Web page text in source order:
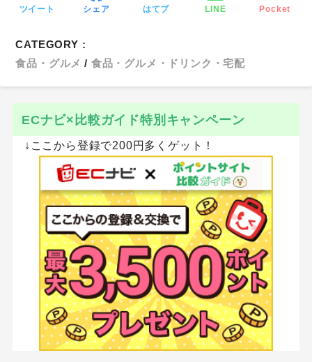
ツイート シェア はてブ LINE Pocket
CATEGORY :
食品・グルメ
食品・グルメ・ドリンク・宅配
ECナビ×比較ガイド特別キャンペーン
↓ここから登録で200円多くゲット！